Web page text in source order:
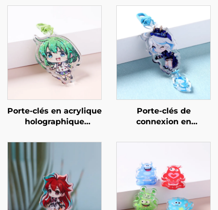
Porte-clés en acrylique
holographique
Porte-clés de
connexion en
personnalisés